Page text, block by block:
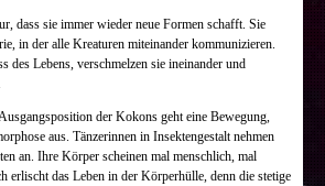
dass sie immer wieder neue Formen schafft. Sie
in der alle Kreaturen miteinander kommunizieren.
des Lebens, verschmelzen sie ineinander und
der Kokons geht eine Bewegung,
aus. Tänzerinnen in Insektengestalt nehmen
an. Ihre Körper scheinen mal menschlich, mal
erlischt das Leben in der Körperhülle, denn die stetige